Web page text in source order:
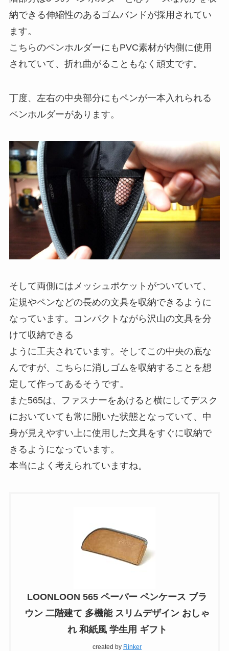
納できる伸縮性のあるゴムバンドが採用されてい
ます。
こちらのペンホルダーにもPVC素材が内側に使用
されていて、折れ曲がることもなく頑丈です。
丁度、左右の中央部分にもペンが一本入れられる
ペンホルダーがあります。
そして両側にはメッシュポケット がついていて、
定規やペンなどの長めの文具を収納できるように
なっています。コンパクトながら沢山の文具を分
けて収納できる
ように工夫されています。そしてこの中央の底な
んですが、こちらに消しゴムを収納することを想
定して作ってあるそうです。
また565は、
ファスナーをあけると横にしてデスク
においていても常に開いた状態となっていて、中
身が見えやすい上に使用した文具をすぐに収納で
きるようになっています。
本当によく考えられていますね。
LOONLOON 565 ペーパー ペンケース ブラ
ウン 二階建て 多機能 スリムデザイン おしゃ
れ 和紙風 学生用 ギフト
created by Rinker